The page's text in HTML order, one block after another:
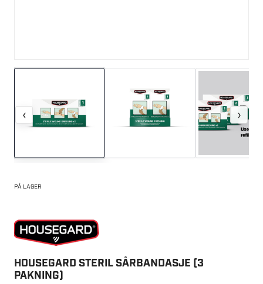
‹ ›
PÅ LAGER
HOUSEGARD STERIL SÅRBANDASJE (3
PAKNING)